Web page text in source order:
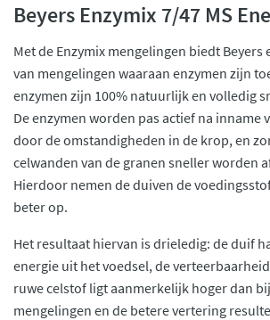
Beyers Enzymix 7/47 MS
Met de Enzymix mengelingen biedt Beyers
van mengelingen waaraan enzymen zijn
enzymen zijn 100% natuurlijk en volledig
De enzymen worden pas actief na inname
door de omstandigheden in de krop, en
celwanden van de granen sneller worden
Hierdoor nemen de duiven de
beter op.
Het resultaat hiervan is drieledig: de duif
energie uit het voedsel, de
ruwe celstof ligt aanmerkelijk hoger dan
mengelingen en de betere vertering